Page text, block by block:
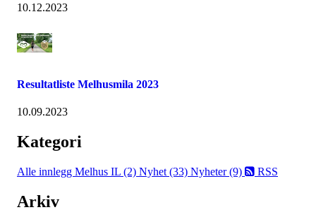
10.12.2023
Resultatliste Melhusmila 2023
10.09.2023
Kategori
Alle innlegg Melhus IL (2) Nyhet (33) Nyheter (9) RSS
Arkiv